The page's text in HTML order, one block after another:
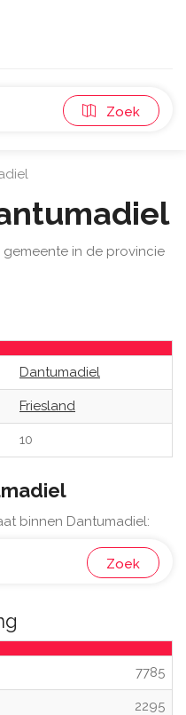
Zoek
gemeente in de provincie
Dantumadiel
Friesland
10
binnen Dantumadiel:
Zoek
7785
2295